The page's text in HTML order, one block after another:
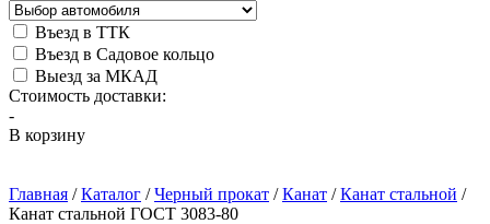
Въезд в ТТК
Въезд в Садовое кольцо
Выезд за МКАД
Стоимость доставки:
-
В корзину
Главная /Каталог /Черный прокат /Канат /Канат стальной /
Канат стальной ГОСТ 3083-80